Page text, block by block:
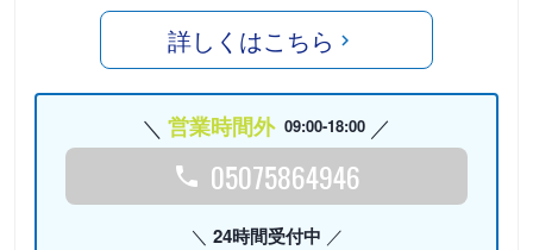
詳しくはこちら
営業時間外 09:00-18:00
05075864946
24時間受付中